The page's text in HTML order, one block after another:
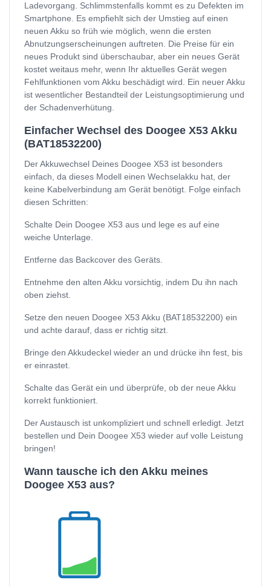
Ladevorgang. Schlimmstenfalls kommt es zu Defekten im
Smartphone. Es empfiehlt sich der Umstieg auf einen
neuen Akku so früh wie möglich, wenn die ersten
Abnutzungserscheinungen auftreten. Die Preise für ein
neues Produkt sind überschaubar, aber ein neues Gerät
kostet weitaus mehr, wenn Ihr aktuelles Gerät wegen
Fehlfunktionen vom Akku beschädigt wird. Ein neuer Akku
ist wesentlicher Bestandteil der Leistungsoptimierung und
der Schadenverhütung.
Einfacher Wechsel des Doogee X53 Akku
(BAT18532200)
Der Akkuwechsel Deines Doogee X53 ist besonders
einfach, da dieses Modell einen Wechselakku hat, der
keine Kabelverbindung am Gerät benötigt. Folge einfach
diesen Schritten:
Schalte Dein Doogee X53 aus und lege es auf eine
weiche Unterlage.
Entferne das Backcover des Geräts.
Entnehme den alten Akku vorsichtig, indem Du ihn nach
oben ziehst.
Setze den neuen Doogee X53 Akku (BAT18532200) ein
und achte darauf, dass er richtig sitzt.
Bringe den Akkudeckel wieder an und drücke ihn fest, bis
er einrastet.
Schalte das Gerät ein und überprüfe, ob der neue Akku
korrekt funktioniert.
Der Austausch ist unkompliziert und schnell erledigt. Jetzt
bestellen und Dein Doogee X53 wieder auf volle Leistung
bringen!
Wann tausche ich den Akku meines
Doogee X53 aus?